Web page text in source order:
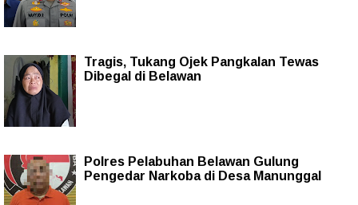
Tragis, Tukang Ojek Pangkalan Tewas
Dibegal di Belawan
Polres Pelabuhan Belawan Gulung
Pengedar Narkoba di Desa Manunggal